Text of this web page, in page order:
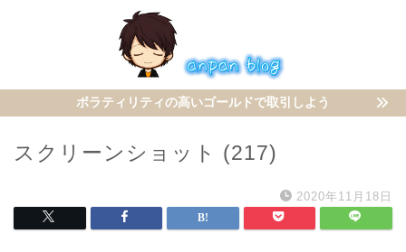
ボラティリティの高いゴールドで取引しよう
スクリーンショット (217)
2020年11月18日